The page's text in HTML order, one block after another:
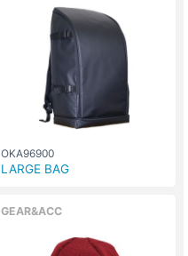
OKA96900
LARGE BAG
GEAR&ACC